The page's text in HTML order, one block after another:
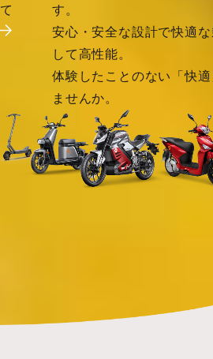
て
す。
安心・安全な設計で快適
して高性能。
体験したことのない「快
ませんか。